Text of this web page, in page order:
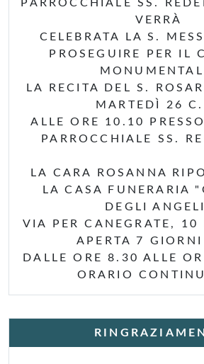
PARROCCHIALE SS.
VERRÀ
CELEBRATA LA S.
PROSEGUIRE PER IL
LA RECITA DEL S.
MARTEDÌ 26
ALLE ORE 10.10
PARROCCHIALE SS.
LA CARA ROSANNA
LA CASA FUNERARIA
DEGLI
VIA PER CANEGRATE, 10
APERTA 7
DALLE ORE 8.30 ALLE
ORARIO